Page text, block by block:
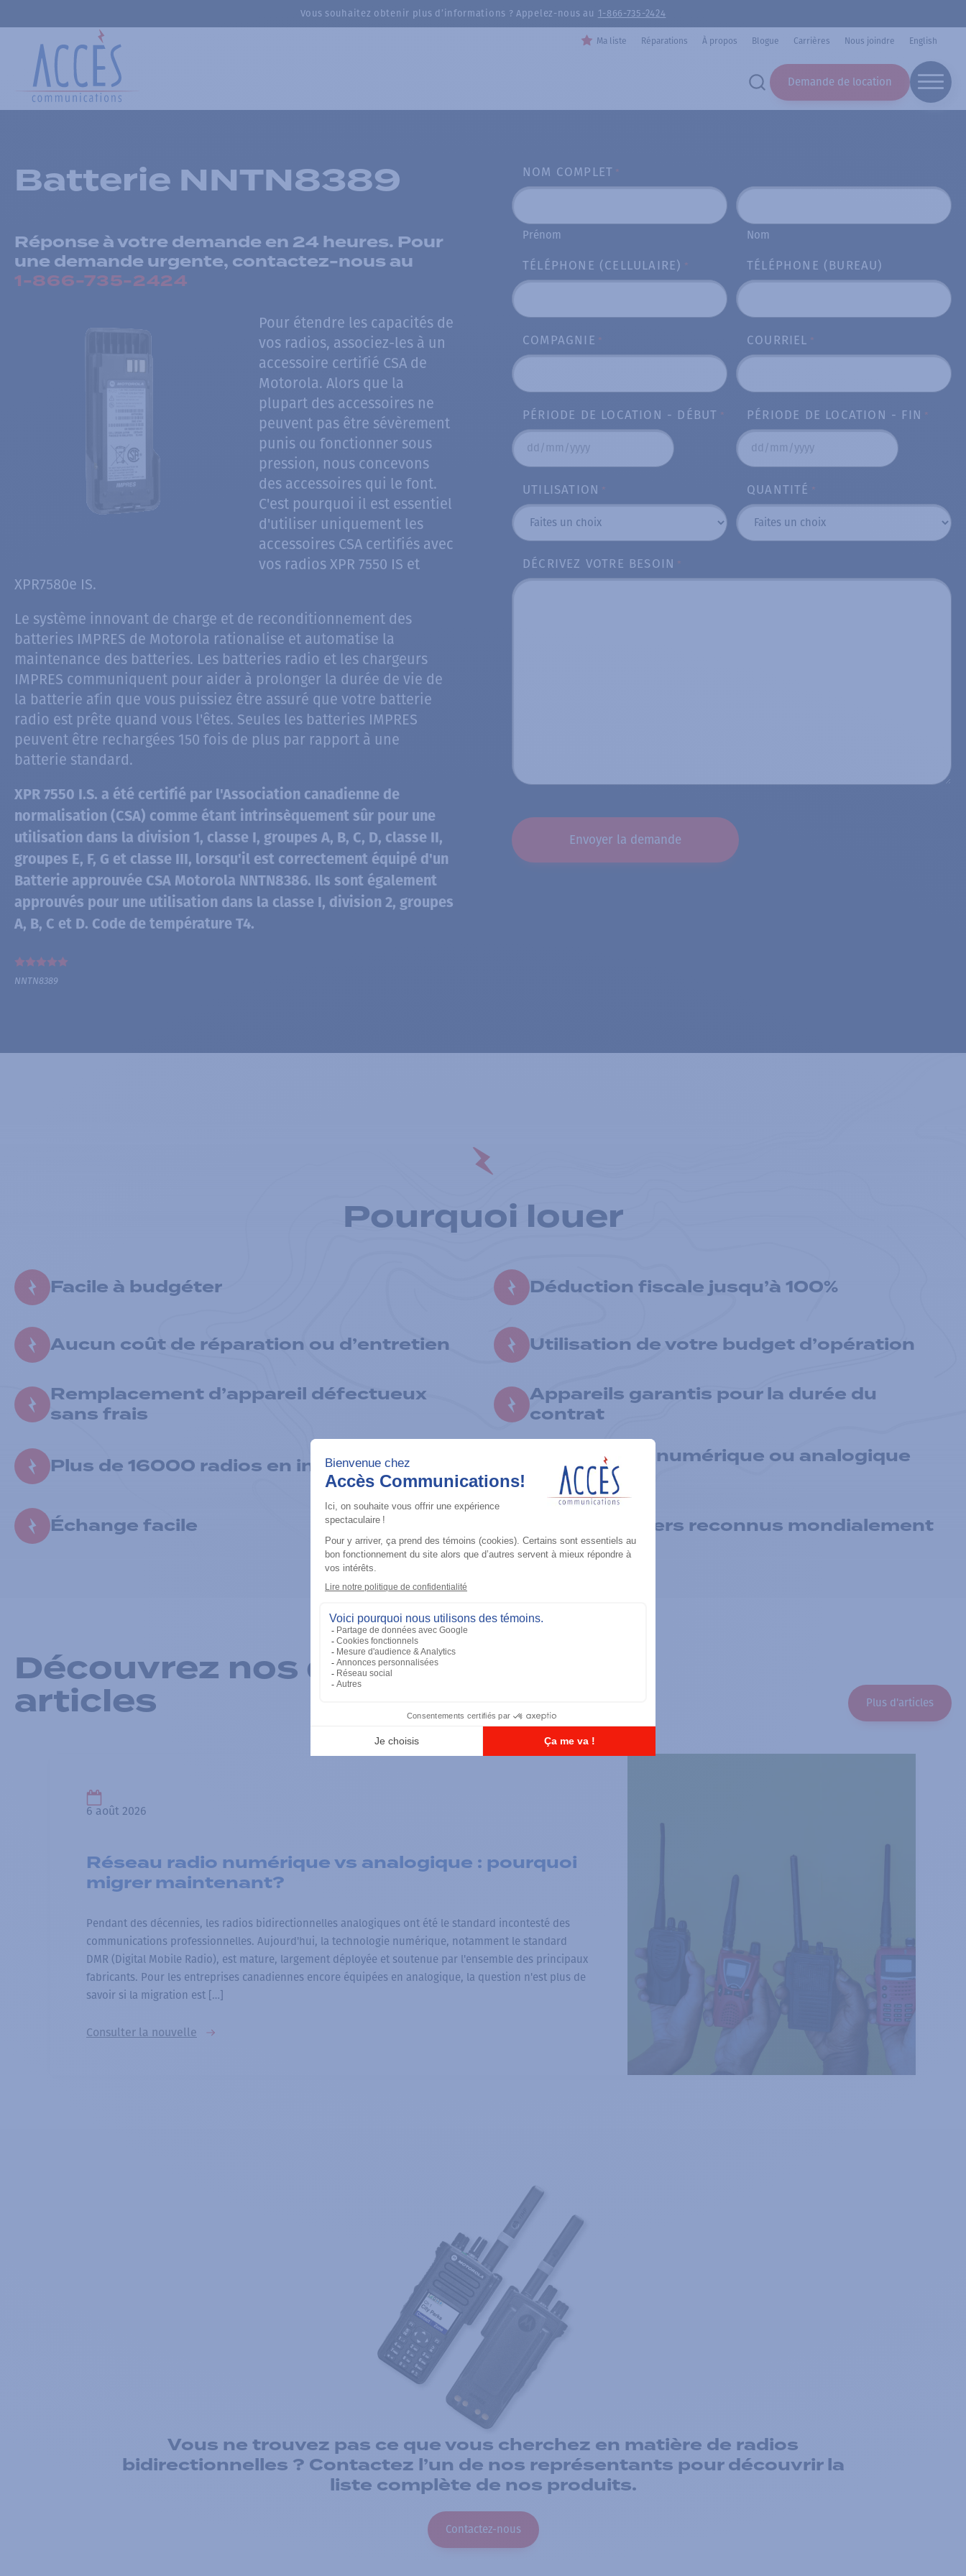
Vous souhaitez obtenir plus d’informations ? Appelez-nous au 1-866-735-2424
Ma liste Réparations À propos Blogue Carrières Nous joindre English
Demande de location
Batterie NNTN8389
Réponse à votre demande en 24 heures. Pour
une demande urgente, contactez-nous au
1-866-735-2424
Pour étendre les capacités de
vos radios, associez-les à un
accessoire certifié CSA de
Motorola. Alors que la
plupart des accessoires ne
peuvent pas être sévèrement
punis ou fonctionner sous
pression, nous concevons
des accessoires qui le font.
C'est pourquoi il est essentiel
d'utiliser uniquement les
accessoires CSA certifiés avec
vos radios XPR 7550 IS et
XPR7580e IS.
Le système innovant de charge et de reconditionnement des
batteries IMPRES de Motorola rationalise et automatise la
maintenance des batteries. Les batteries radio et les chargeurs
IMPRES communiquent pour aider à prolonger la durée de vie de
la batterie afin que vous puissiez être assuré que votre batterie
radio est prête quand vous l'êtes. Seules les batteries IMPRES
peuvent être rechargées 150 fois de plus par rapport à une
batterie standard.
XPR 7550 I.S. a été certifié par l'Association canadienne de
normalisation (CSA) comme étant intrinsèquement sûr pour une
utilisation dans la division 1, classe I, groupes A, B, C, D, classe II,
groupes E, F, G et classe III, lorsqu'il est correctement équipé d'un
Batterie approuvée CSA Motorola NNTN8386. Ils sont également
approuvés pour une utilisation dans la classe I, division 2, groupes
A, B, C et D. Code de température T4.
NNTN8389
NOM COMPLET *
Prénom Nom
TÉLÉPHONE (CELLULAIRE) * TÉLÉPHONE (BUREAU)
COMPAGNIE * COURRIEL *
PÉRIODE DE LOCATION - DÉBUT *
DD
MM
slash
YYYY
PÉRIODE DE LOCATION - FIN *
DD
MM
slash
YYYY
UTILISATION * QUANTITÉ *
DÉCRIVEZ VOTRE BESOIN *
Pourquoi louer
Facile à budgéter Déduction fiscale jusqu’à 100%
Aucun coût de réparation ou d’entretien Utilisation de votre budget d’opération
Remplacement d’appareil défectueux
sans frais
Appareils garantis pour la durée du
contrat
Plus de 16000 radios en inventaire
Technologie numérique ou analogique
disponible
Échange facile Manufacturiers reconnus mondialement
Découvrez nos derniers
articles Plus d'articles
6 août 2026
Réseau radio numérique vs analogique : pourquoi
migrer maintenant?
Pendant des décennies, les radios bidirectionnelles analogiques ont été le standard incontesté des
communications professionnelles. Aujourd'hui, la technologie numérique, notamment le standard
DMR (Digital Mobile Radio), est mature, largement déployée et soutenue par l'ensemble des principaux
fabricants. Pour les entreprises canadiennes encore équipées en analogique, la question n'est plus de
savoir si la migration est […]
Consulter la nouvelle
Vous ne trouvez pas ce que vous cherchez en matière de radios
bidirectionnelles ? Contactez l’un de nos représentants pour découvrir la
liste complète de nos produits.
Contactez-nous